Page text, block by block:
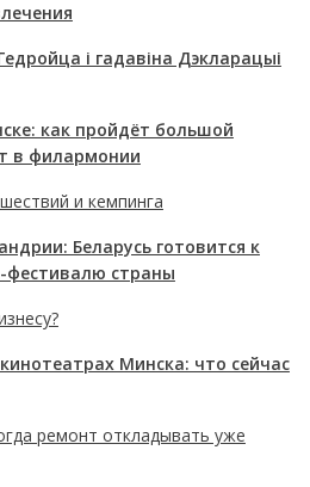
і гадавіна Дэкларацыі
как пройдёт большой
в филармонии
и кемпинга
Беларусь готовится к
фестивалю страны
Минска: что сейчас
ремонт откладывать уже